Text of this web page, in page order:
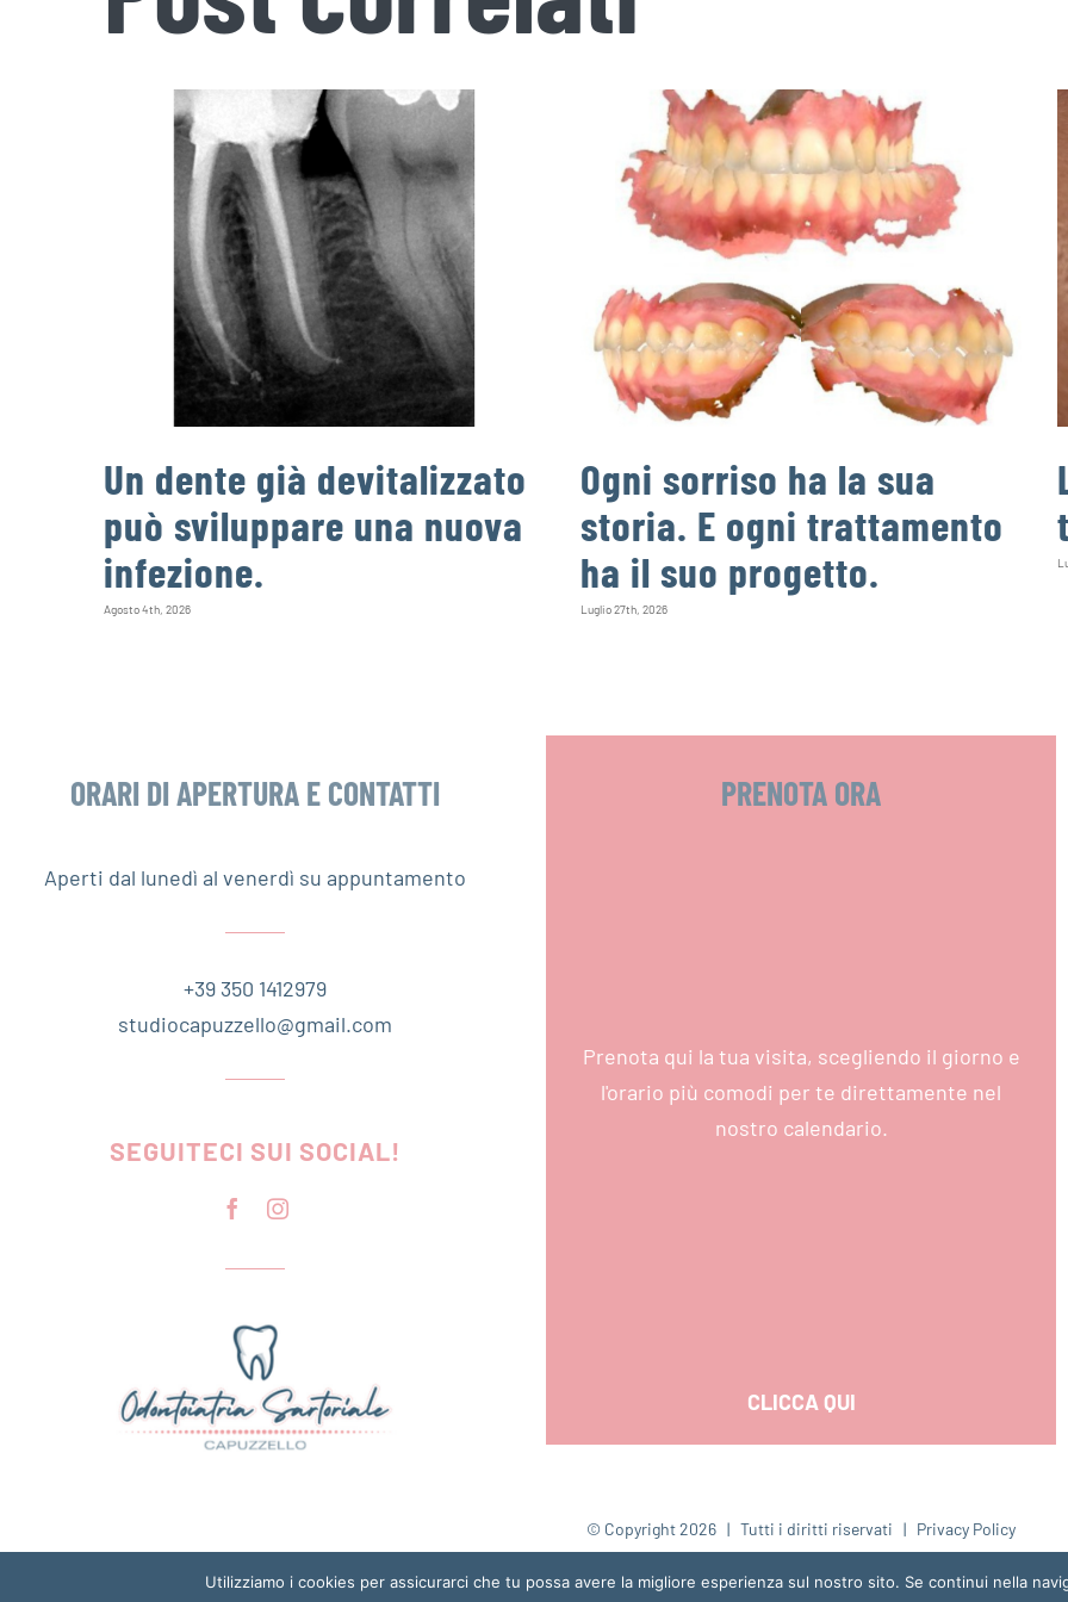
Un dente già devitalizzato
può sviluppare una nuova
infezione.
Agosto 4th, 2026
Ogni sorriso ha la sua
storia. E ogni trattamento
ha il suo progetto.
Luglio 27th, 2026
ORARI DI APERTURA E CONTATTI
Aperti dal lunedì al venerdì su appuntamento
+39 350 1412979
studiocapuzzello@gmail.com
SEGUITECI SUI SOCIAL!
PRENOTA ORA
Prenota qui la tua visita, scegliendo il giorno e
l'orario più comodi per te direttamente nel
nostro calendario.
CLICCA QUI
© Copyright2026 | Tutti i diritti riservati | Privacy Policy
Utilizziamo i cookies per assicurarci che tu possa avere la migliore esperienza sul nostro sito. Se continui nella